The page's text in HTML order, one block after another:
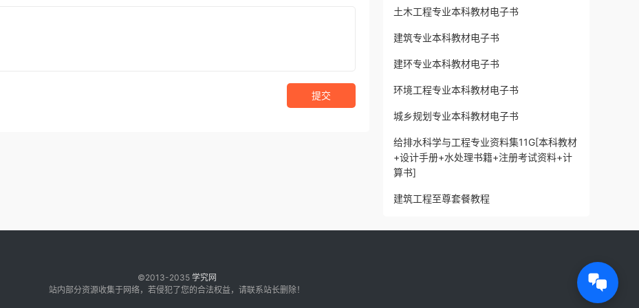
提交
土木工程专业本科教材电子书
建筑专业本科教材电子书
建环专业本科教材电子书
环境工程专业本科教材电子书
城乡规划专业本科教材电子书
给排水科学与工程专业资料集11G[本科教材
+设计手册+水处理书籍+注册考试资料+计
算书]
建筑工程至尊套餐教程
©2013-2035 学究网
站内部分资源收集于网络，若侵犯了您的合法权益，请联系站长删除！